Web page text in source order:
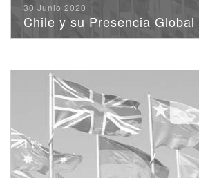
30 Junio 2020
Chile y su Presencia Global